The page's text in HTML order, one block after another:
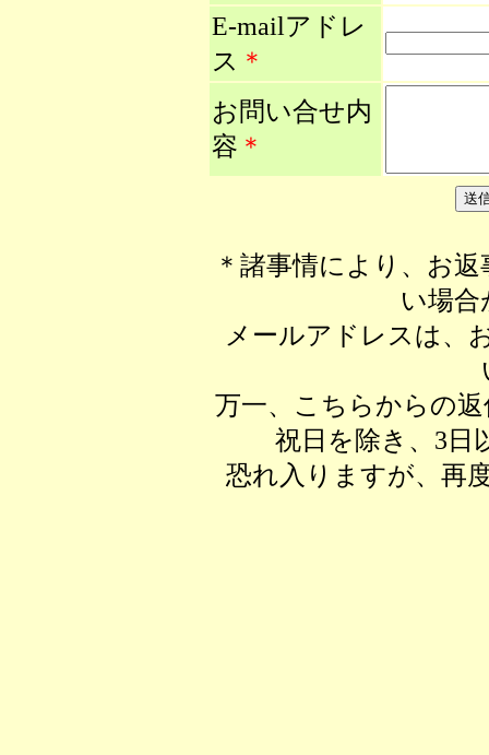
E-mailアドレ
ス ＊
お問い合せ内
容 ＊
＊諸事情により、お
い場
メールアドレスは、
万一、こちらからの
祝日を除き、3日
恐れ入りますが、再